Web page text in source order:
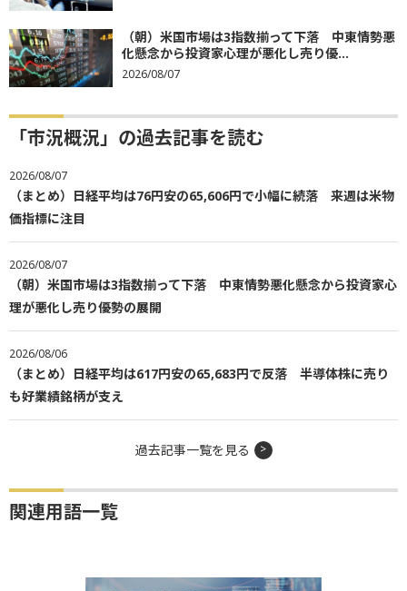
（朝）米国市場は3指数揃って下落 中東情勢悪
化懸念から投資家心理が悪化し売り優...
2026/08/07
「市況概況」の過去記事を読む
2026/08/07
（まとめ）日経平均は76円安の65,606円で小幅に続落 来週は米物
価指標に注目
2026/08/07
（朝）米国市場は3指数揃って下落 中東情勢悪化懸念から投資家心
理が悪化し売り優勢の展開
2026/08/06
（まとめ）日経平均は617円安の65,683円で反落 半導体株に売り
も好業績銘柄が支え
過去記事一覧を見る
関連用語一覧